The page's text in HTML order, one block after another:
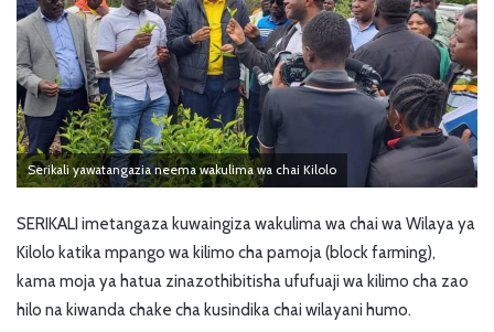
Serikali yawatangazia neema wakulima wa chai Kilolo
SERIKALI imetangaza kuwaingiza wakulima wa chai wa Wilaya ya
Kilolo katika mpango wa kilimo cha pamoja (block farming),
kama moja ya hatua zinazothibitisha ufufuaji wa kilimo cha zao
hilo na kiwanda chake cha kusindika chai wilayani humo.